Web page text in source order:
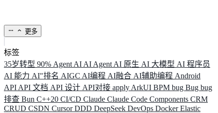
更多
标签
35岁转型 90% Agent AI AI Agent AI 原生 AI 大模型 AI 程序员
AI 能力 AI"排名 AIGC AI编程 AI融合 AI辅助编程 Android
API API 文档 API 设计 API对接 apply ArkUI BPM bug Bug bug
排查 Bun C++20 CI/CD Claude Claude Code Components CRM
CRUD CSDN CursorDDD DeepSeek DevOps DockerElastic